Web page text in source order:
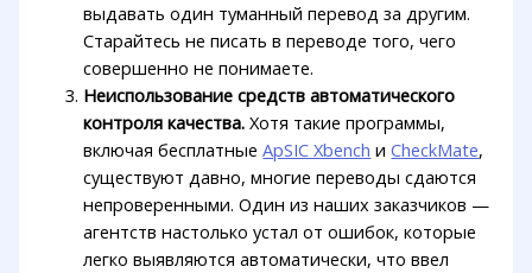
выдавать один туманный перевод за другим.
Старайтесь не писать в переводе того, чего
совершенно не понимаете.
Неиспользование средств автоматического
контроля качества. Хотя такие программы,
включая бесплатныеApSIC Xbench иCheckMate,
существуют давно, многие переводы сдаются
непроверенными. Один из наших заказчиков —
агентств настолько устал от ошибок, которые
легко выявляются автоматически, что ввел